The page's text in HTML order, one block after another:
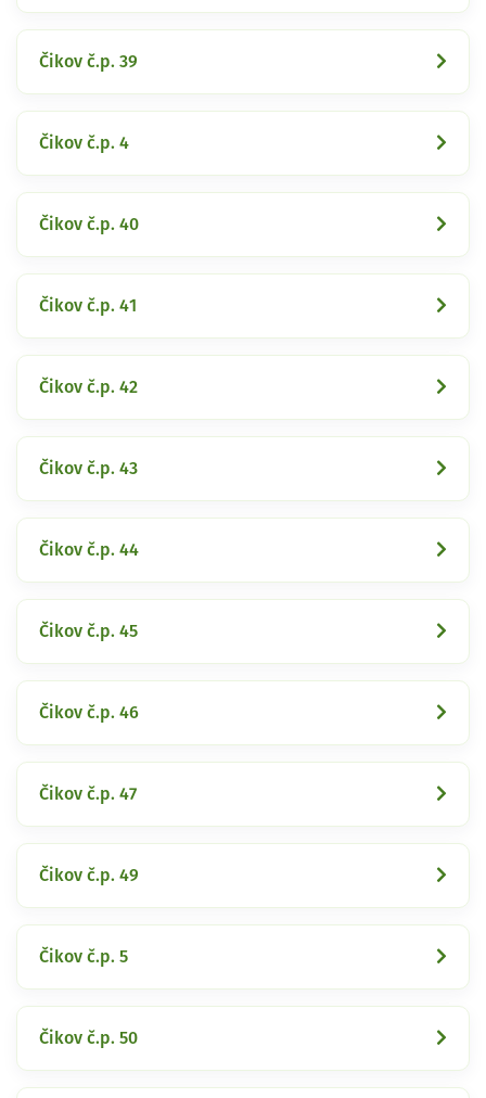
Čikov č.p. 39
Čikov č.p. 4
Čikov č.p. 40
Čikov č.p. 41
Čikov č.p. 42
Čikov č.p. 43
Čikov č.p. 44
Čikov č.p. 45
Čikov č.p. 46
Čikov č.p. 47
Čikov č.p. 49
Čikov č.p. 5
Čikov č.p. 50